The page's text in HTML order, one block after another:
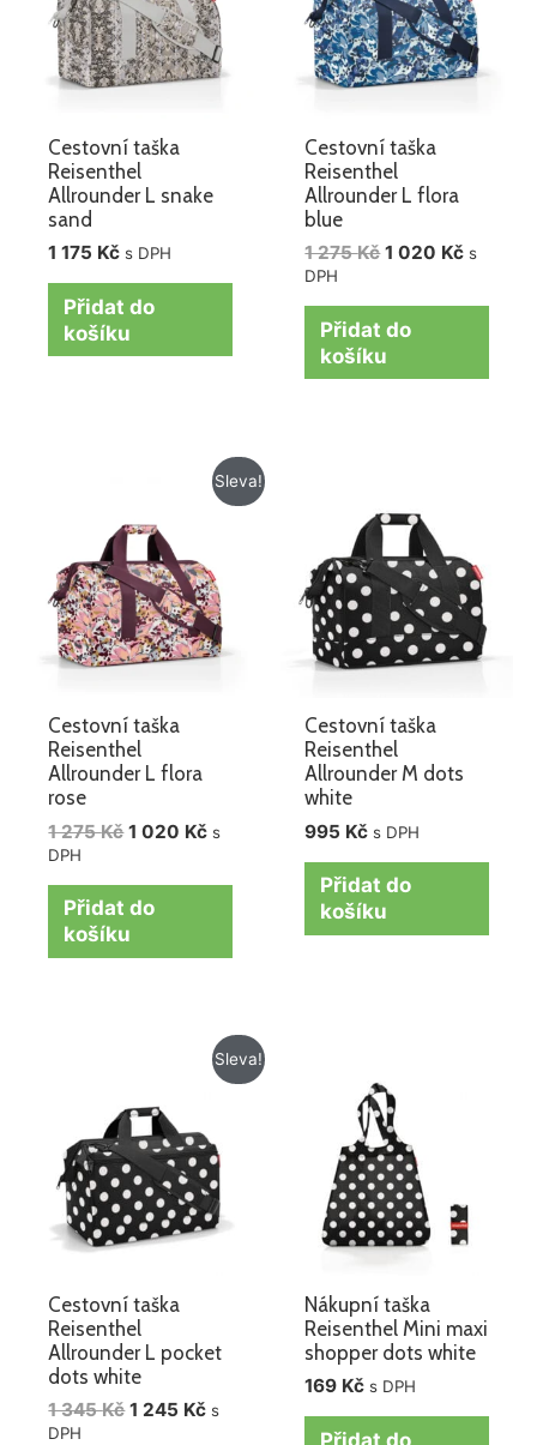
Cestovní taška
Reisenthel
Allrounder L snake
sand
1 175 Kč s DPH
Přidat do
košíku
Cestovní taška
Reisenthel
Allrounder L flora
blue
1 275Kč 1 020 Kč s
DPH
Přidat do
košíku
Sleva!
Cestovní taška
Reisenthel
Allrounder L flora
rose
1 275Kč
byla:
1
275 Kč.
1 020 Kč
Aktuální
cena
020 Kč.
s
DPH
Přidat do
košíku
Cestovní taška
Reisenthel
Allrounder M dots
white
995 Kč s DPH
Přidat do
košíku
Sleva!
Cestovní taška
Reisenthel
Allrounder L pocket
dots white
1 345Kč
1
345 Kč.
1 245 Kč
Aktuální
cena
245 Kč.
s
DPH
Nákupní taška
Reisenthel Mini maxi
shopper dots white
169 Kč s DPH
Přidat do